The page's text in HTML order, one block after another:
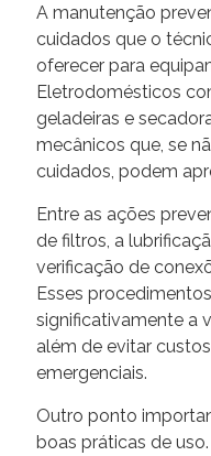
A manutenção
cuidados que o
oferecer para
Eletrodomésticos
geladeiras e
mecânicos que, se
cuidados, podem
Entre as ações
de filtros, a
verificação de
Esses
significativamente a
além de evitar
emergenciais.
Outro ponto
boas práticas de